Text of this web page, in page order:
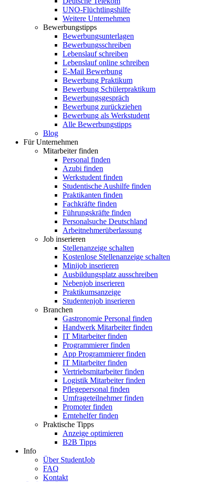
UNO-Flüchtlingshilfe
Weitere Unternehmen
Bewerbungstipps
Bewerbungsunterlagen
Bewerbungsschreiben
Lebenslauf schreiben
Lebenslauf online schreiben
E-Mail Bewerbung
Bewerbung Praktikum
Bewerbung Schülerpraktikum
Bewerbungsgespräch
Bewerbung zurückziehen
Bewerbung als Werkstudent
Alle Bewerbungstipps
Blog
Für Unternehmen
Mitarbeiter finden
Personal finden
Azubi finden
Werkstudent finden
Studentische Aushilfe finden
Praktikanten finden
Fachkräfte finden
Führungskräfte finden
Personalsuche Deutschland
Arbeitnehmerüberlassung
Job inserieren
Stellenanzeige schalten
Kostenlose Stellenanzeige schalten
Minijob inserieren
Ausbildungsplatz ausschreiben
Nebenjob inserieren
Praktikumsanzeige
Studentenjob inserieren
Branchen
Gastronomie Personal finden
Handwerk Mitarbeiter finden
IT Mitarbeiter finden
Programmierer finden
App Programmierer finden
IT Mitarbeiter finden
Vertriebsmitarbeiter finden
Logistik Mitarbeiter finden
Pflegepersonal finden
Umfrageteilnehmer finden
Promoter finden
Erntehelfer finden
Praktische Tipps
Anzeige optimieren
B2B Tipps
Info
Über StudentJob
FAQ
Kontakt